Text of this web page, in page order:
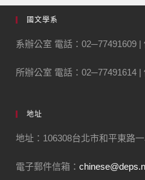
國文學系
系辦公室 電話：02─77491609 |
所辦公室 電話：02─77491614 |
地址
地址：106308台北市和平東路
電子郵件信箱：